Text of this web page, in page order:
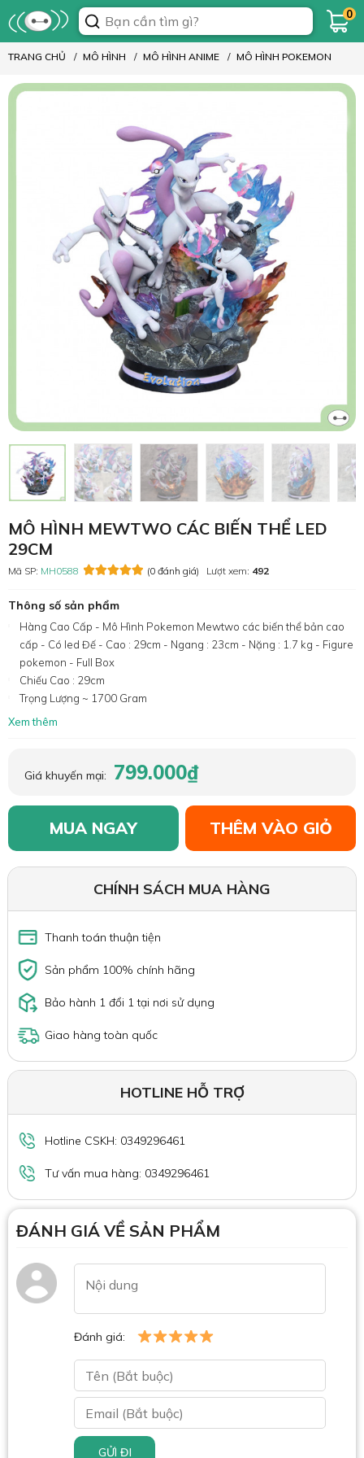
0
TRANG CHỦ MÔ HÌNH MÔ HÌNH ANIME MÔ HÌNH POKEMON
MÔ HÌNH MEWTWO CÁC BIẾN THỂ LED
29CM
Mã SP: MH0588 (0 đánh giá) Lượt xem: 492
Thông số sản phẩm
Hàng Cao Cấp - Mô Hình Pokemon Mewtwo các biến thể bản cao
cấp - Có led Đế - Cao : 29cm - Ngang : 23cm - Nặng : 1.7 kg - Figure
pokemon - Full Box
Chiếu Cao : 29cm
Trọng Lượng ~ 1700 Gram
Xem thêm
Giá khuyến mại: 799.000₫
MUA NGAY THÊM VÀO GIỎ
CHÍNH SÁCH MUA HÀNG
Thanh toán thuận tiện
Sản phẩm 100% chính hãng
Bảo hành 1 đổi 1 tại nơi sử dụng
Giao hàng toàn quốc
HOTLINE HỖ TRỢ
Hotline CSKH: 0349296461
Tư vấn mua hàng: 0349296461
ĐÁNH GIÁ VỀ SẢN PHẨM
Đánh giá:
GỬI ĐI